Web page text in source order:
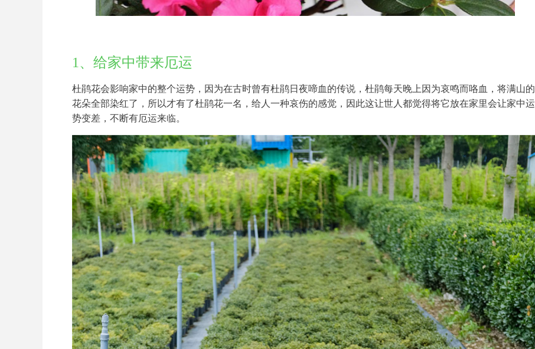
1、给家中带来厄运
杜鹃花会影响家中的整个运势，因为在古时曾有杜鹃日夜啼血的传说，杜鹃每天晚上因为哀鸣而咯血，将满山的
花朵全部染红了，所以才有了杜鹃花一名，给人一种哀伤的感觉，因此这让世人都觉得将它放在家里会让家中运
势变差，不断有厄运来临。